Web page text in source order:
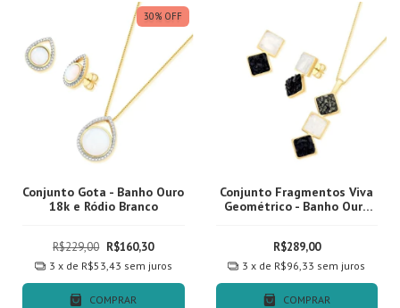
30% OFF
Conjunto Gota - Banho Ouro
18k e Ródio Branco
R$229,00 R$160,30
3 x de R$53,43 sem juros
COMPRAR
Conjunto Fragmentos Viva
Geométrico - Banho Ouro
R$289,00
3 x de R$96,33 sem juros
COMPRAR